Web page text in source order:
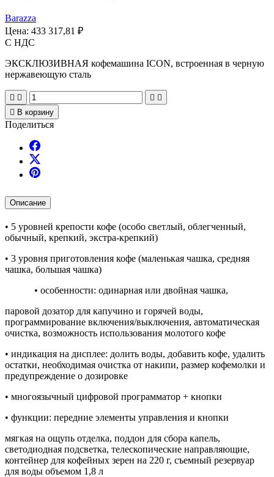
Barazza
Цена: 433 317,81 ₽
С НДС
ЭКСКЛЮЗИВНАЯ кофемашина ICON, встроенная в черную
нержавеющую сталь
   
 В корзину
Поделиться
Описание
• 5 уровней крепости кофе (особо светлый, облегченный,
обычный, крепкий, экстра-крепкий)
• 3 уровня приготовления кофе (маленькая чашка, средняя
чашка, большая чашка)
• особенности: одинарная или двойная чашка,
паровой дозатор для капучино и горячей воды,
программирование включения/выключения, автоматическая
очистка, возможность использования молотого кофе
• индикация на дисплее: долить воды, добавить кофе, удалить
остатки, необходимая очистка от накипи, размер кофемолки и
предупреждение о дозировке
• многоязычный цифровой программатор + кнопки
• функции: передние элементы управления и кнопки
мягкая на ощупь отделка, поддон для сбора капель,
светодиодная подсветка, телескопические направляющие,
контейнер для кофейных зерен на 220 г, съемный резервуар
для воды объемом 1,8 л